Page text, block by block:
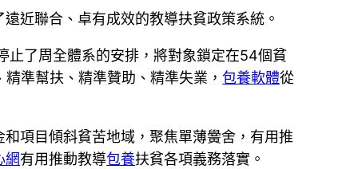
近聯合、卓有成效的教導扶貧政策系統。
止了周全體系的安排，將對象鎖定在54個貧
準幫扶、精準贊助、精準失業，包養軟體從
項目傾斜貧苦地域，聚焦單薄黌舍，有用推
網有用推動教導包養扶貧各項義務落實。